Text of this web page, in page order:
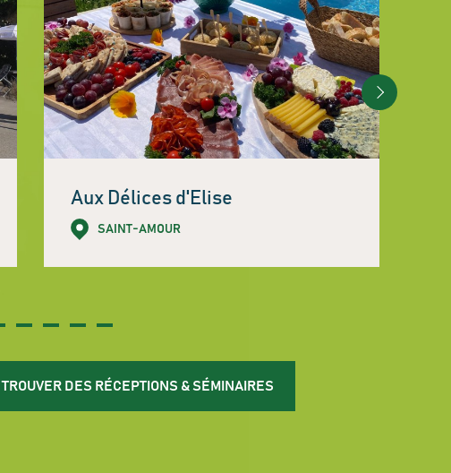
Aux Délices d'Elise
SAINT-AMOUR
TROUVER DES RÉCEPTIONS & SÉMINAIRES